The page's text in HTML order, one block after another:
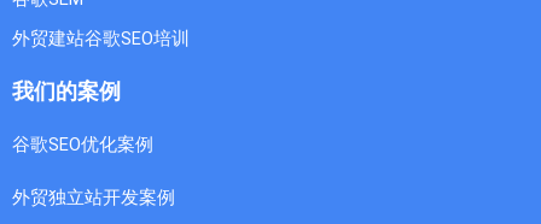
外贸建站谷歌SEO培训
我们的案例
谷歌SEO优化案例
外贸独立站开发案例